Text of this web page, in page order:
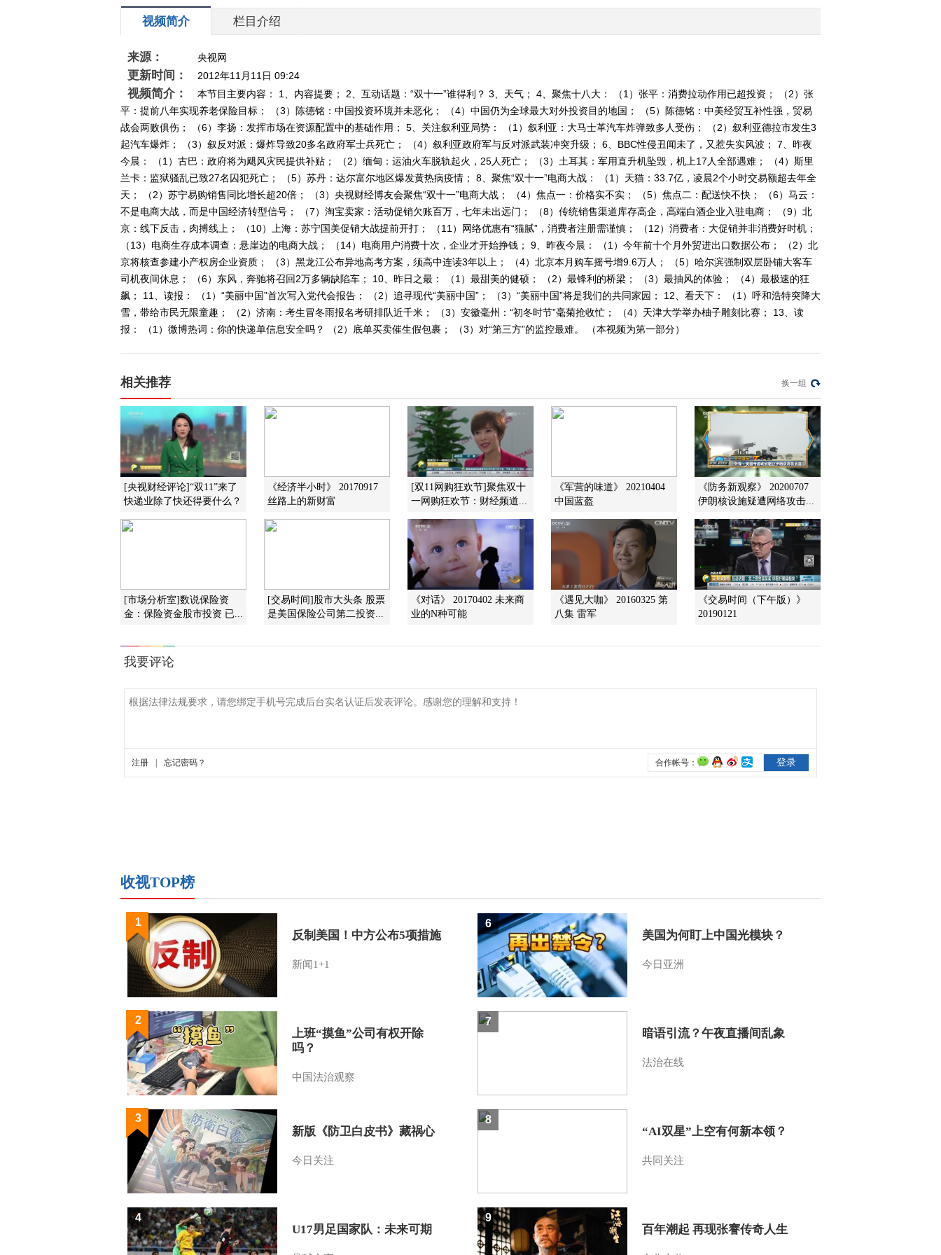
2012-11-09 08:56:05
2012-11-08 10:48:09
[第一时间]整期视频
1/2(20121108)
2012-11-08 09:40:04
[第一时间]整期视频
2/2(20121107)
2012-11-07 09:52:14
[第一时间]整期视频
1/2(20121107)
2012-11-06 11:32:10
《第一时间》 20121106
2/2
2012-11-06 10:36:07
[第一时间]整期视频
1/2(20121106)
2012-11-06 09:44:16
[第一时间]整期视频
2/2(20121105)
1/2(20121105)
《第一时间》 20121104
1/2
2012-11-04 09:52:01
[第一时间]整期视频
1/2(20121103)
视频简介 栏目介绍
来源： 央视网
更新时间： 2012年11月11日 09:24
视频简介：
本节目主要内容： 1、内容提要； 2、互动话题：“双十一”谁得利？ 3、天气； 4、聚焦十八大： （1）张平：消费拉动作用已超投资； （2）张
平：提前八年实现养老保险目标； （3）陈德铭：中国投资环境并未恶化； （4）中国仍为全球最大对外投资目的地国； （5）陈德铭：中美经贸互补性强，贸易
战会两败俱伤； （6）李扬：发挥市场在资源配置中的基础作用； 5、关注叙利亚局势： （1）叙利亚：大马士革汽车炸弹致多人受伤； （2）叙利亚德拉市发生3
起汽车爆炸； （3）叙反对派：爆炸导致20多名政府军士兵死亡； （4）叙利亚政府军与反对派武装冲突升级； 6、BBC性侵丑闻未了，又惹失实风波； 7、昨夜
今晨： （1）古巴：政府将为飓风灾民提供补贴； （2）缅甸：运油火车脱轨起火，25人死亡； （3）土耳其：军用直升机坠毁，机上17人全部遇难； （4）斯里
兰卡：监狱骚乱已致27名囚犯死亡； （5）苏丹：达尔富尔地区爆发黄热病疫情； 8、聚焦“双十一”电商大战： （1）天猫：33.7亿，凌晨2个小时交易额超去年全
天； （2）苏宁易购销售同比增长超20倍； （3）央视财经博友会聚焦“双十一”电商大战； （4）焦点一：价格实不实； （5）焦点二：配送快不快； （6）马云：
不是电商大战，而是中国经济转型信号； （7）淘宝卖家：活动促销欠账百万，七年未出远门； （8）传统销售渠道库存高企，高端白酒企业入驻电商； （9）北
京：线下反击，肉搏线上； （10）上海：苏宁国美促销大战提前开打； （11）网络优惠有“猫腻”，消费者注册需谨慎； （12）消费者：大促销并非消费好时机；
（13）电商生存成本调查：悬崖边的电商大战； （14）电商用户消费十次，企业才开始挣钱； 9、昨夜今晨： （1）今年前十个月外贸进出口数据公布； （2）北
京将核查参建小产权房企业资质； （3）黑龙江公布异地高考方案，须高中连读3年以上； （4）北京本月购车摇号增9.6万人； （5）哈尔滨强制双层卧铺大客车
司机夜间休息； （6）东风，奔驰将召回2万多辆缺陷车； 10、昨日之最： （1）最甜美的健硕； （2）最锋利的桥梁； （3）最抽风的体验； （4）最极速的狂
飙； 11、读报： （1）“美丽中国”首次写入党代会报告； （2）追寻现代“美丽中国”； （3）“美丽中国”将是我们的共同家园； 12、看天下： （1）呼和浩特突降大
雪，带给市民无限童趣； （2）济南：考生冒冬雨报名考研排队近千米； （3）安徽毫州：“初冬时节”毫菊抢收忙； （4）天津大学举办柚子雕刻比赛； 13、读
报： （1）微博热词：你的快递单信息安全吗？ （2）底单买卖催生假包裹； （3）对“第三方”的监控最难。 （本视频为第一部分）
相关推荐 换一组
[央视财经评论]“双11”来了
快递业除了快还得要什么？
《经济半小时》 20170917
丝路上的新财富
[双11网购狂欢节]聚焦双十
一网购狂欢节：财经频道...
《军营的味道》 20210404
中国蓝盔
《防务新观察》 20200707
伊朗核设施疑遭网络攻击...
[市场分析室]数说保险资
金：保险资金股市投资 已...
[交易时间]股市大头条 股票
是美国保险公司第二投资...
《对话》 20170402 未来商
业的N种可能
《遇见大咖》 20160325 第
八集 雷军
《交易时间（下午版）》
20190121
收视TOP榜
反制美国！中方公布5项措施
新闻1+1
1
上班“摸鱼”公司有权开除
吗？
中国法治观察
2
新版《防卫白皮书》藏祸心
今日关注
3
U17男足国家队：未来可期
4
美国为何盯上中国光模块？
今日亚洲
6
暗语引流？午夜直播间乱象
法治在线
7
“AI双星”上空有何新本领？
共同关注
8
百年潮起 再现张謇传奇人生
9